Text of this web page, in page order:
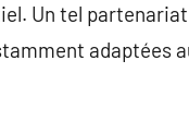
Un tel
adaptées